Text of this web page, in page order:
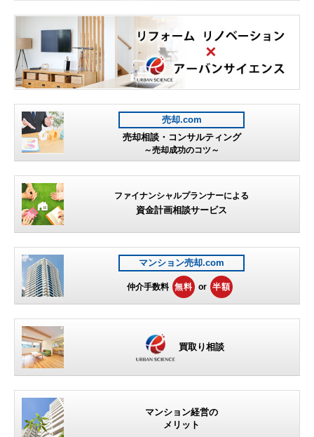
売却.com
売却相談・コンサルティング
～売却成功のコツ～
ファイナンシャルプランナーによる
資金計画相談サービス
マンション売却.com
仲介手数料 無料 or 半額
買取り相談
マンション経営の
メリット